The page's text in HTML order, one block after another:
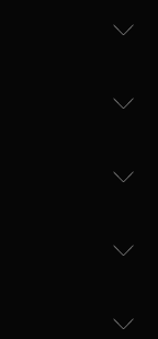
rozměry 21